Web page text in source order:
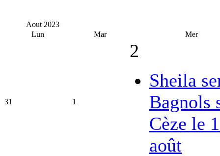
Aout 2023
Lun
Mar Mer
31 1
2
Sheila
Bagnols
Cèze le
août